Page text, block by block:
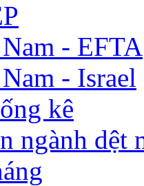
- EFTA
- Israel
kê
ngành dệt